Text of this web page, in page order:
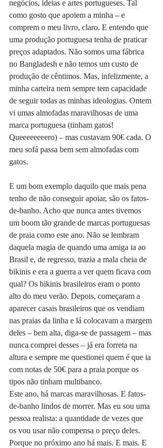
negócios, ideias e artes portugueses. Tal
como gosto que apoiem a minha – e
comprem o meu livro, claro. E entendo que
uma produção portuguesa tenha de praticar
preços adaptados. Não somos uma fábrica
no Bangladesh e não temos um custo de
produção de cêntimos. Mas, infelizmente, a
minha carteira nem sempre tem capacidade
de seguir todas as minhas ideologias. Ontem
vi umas almofadas maravilhosas de uma
marca portuguesa (tinham gatos!
Queeeeeeeero) – mas custavam 90€ cada. O
meu sofá passa bem sem almofadas com
gatos.
E um bom exemplo daquilo que mais pena
tenho de não conseguir apoiar, são os fatos-
de-banho. Acho que nunca antes tivemos
um boom tão grande de marcas portuguesas
de praia como este ano. Não se lembram
daquela magia de quando uma amiga ia ao
Brasil e, de regresso, trazia a mala cheia de
bikinis e era a guerra a ver quem ficava com
qual? Os bikinis brasileiros eram o ponto
alto do meu verão. Depois, começaram a
aparecer casais brasileiros que os vendiam
nas praias da linha e lá colocavam a margem
deles – bem alta, diga-se de passagem – mas
nunca comprei desses – já era forreta na
altura e sempre me questionei quem é que ia
com notas de 50€ para a praia porque os
tipos não tinham multibanco.
Este ano, há marcas maravilhosas. E fatos-
de-banho lindos de morrer. Mas eu sou uma
pessoa realista: a quantidade de vezes que
os vou usar não compensa o preço deles.
Porque no próximo ano há mais. E mais. E